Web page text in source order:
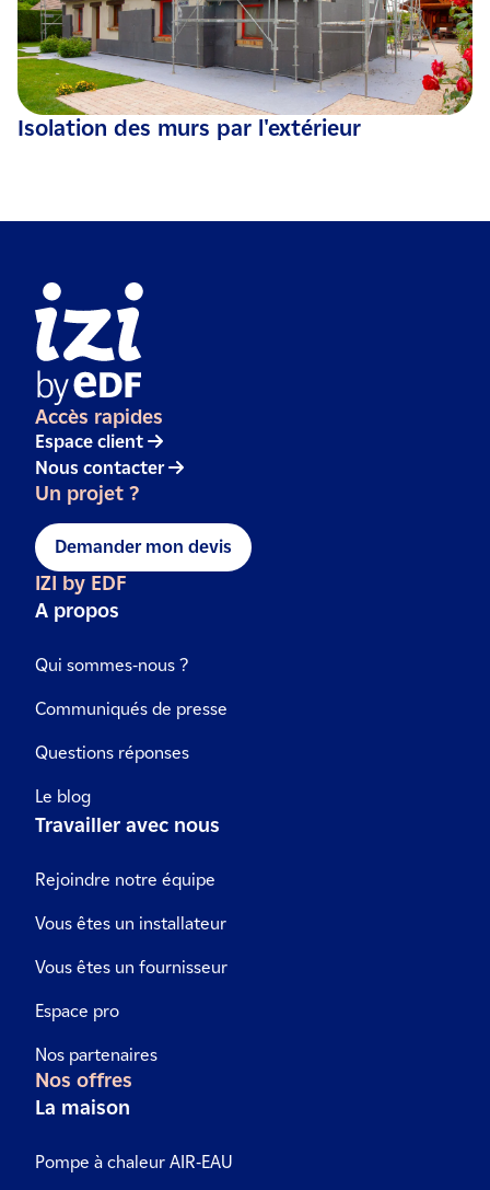
Isolation des murs par l'extérieur
Accès rapides
Espace client
Nous contacter
Un projet ?
Demander mon devis
IZI by EDF
A propos
Qui sommes-nous ?
Communiqués de presse
Questions réponses
Le blog
Travailler avec nous
Rejoindre notre équipe
Vous êtes un installateur
Vous êtes un fournisseur
Espace pro
Nos partenaires
Nos offres
La maison
Pompe à chaleur AIR-EAU